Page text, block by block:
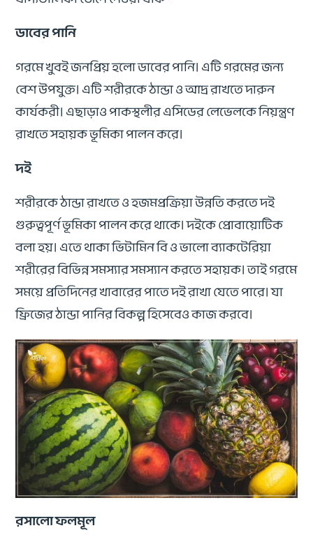
ডাবের পানি
গরমে খুবই জনপ্রিয় হলো ডাবের পানি। এটি গরমের জন্য
বেশ উপযুক্ত। এটি শরীরকে ঠান্ডা ও আদ্র রাখতে দারুন
কার্যকরী। এছাড়াও পাকস্থলীর এসিডের লেভেলকে নিয়ন্ত্রণ
রাখতে সহায়ক ভূমিকা পালন করে।
দই
শরীরকে ঠান্ডা রাখতে ও হজমপ্রক্রিয়া উন্নতি করতে দই
গুরুত্বপূর্ণ ভূমিকা পালন করে থাকে। দইকে প্রোবায়োটিক
বলা হয়। এতে থাকা ভিটামিন বি ও ভালো ব্যাকটেরিয়া
শরীরের বিভিন্ন সমস্যার সমস্যান করতে সহায়ক। তাই গরমে
সময়ে প্রতিদিনের খাবারের পাতে দই রাখা যেতে পারে। যা
ফ্রিজের ঠান্ডা পানির বিকল্প হিসেবেও কাজ করবে।
রসালো ফলমূল